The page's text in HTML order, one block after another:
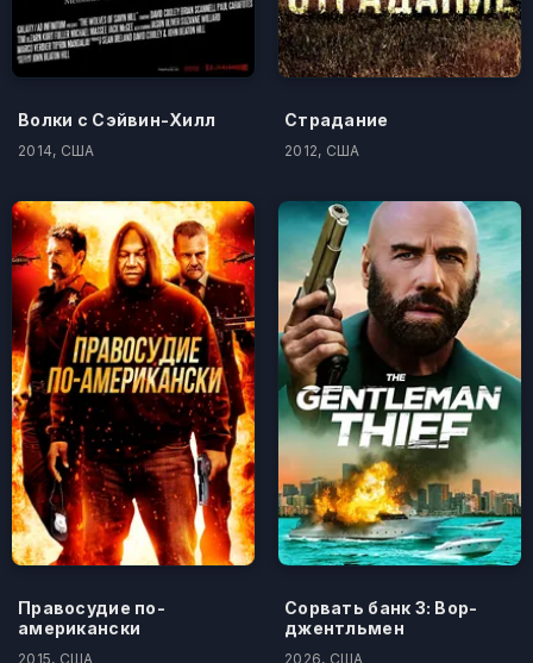
Волки с Сэйвин-Хилл
2014, США
Страдание
2012, США
Правосудие по-
американски
2015, США
Сорвать банк 3: Вор-
джентльмен
2026, США